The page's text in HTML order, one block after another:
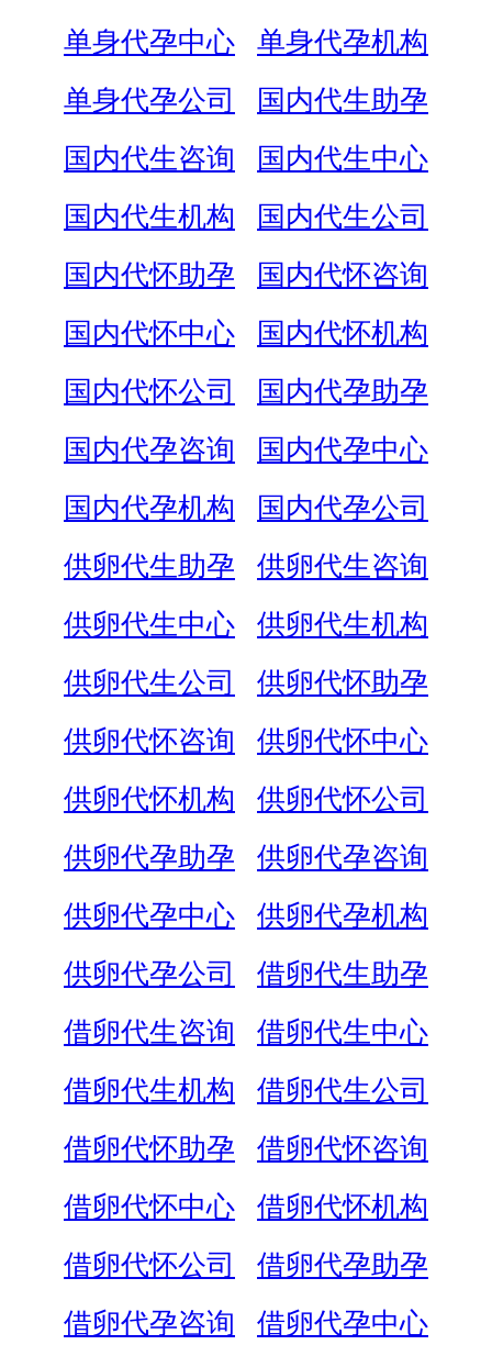
单身代孕中心
单身代孕机构
单身代孕公司
国内代生助孕
国内代生咨询
国内代生中心
国内代生机构
国内代生公司
国内代怀助孕
国内代怀咨询
国内代怀中心
国内代怀机构
国内代怀公司
国内代孕助孕
国内代孕咨询
国内代孕中心
国内代孕机构
国内代孕公司
供卵代生助孕
供卵代生咨询
供卵代生中心
供卵代生机构
供卵代生公司
供卵代怀助孕
供卵代怀咨询
供卵代怀中心
供卵代怀机构
供卵代怀公司
供卵代孕助孕
供卵代孕咨询
供卵代孕中心
供卵代孕机构
供卵代孕公司
借卵代生助孕
借卵代生咨询
借卵代生中心
借卵代生机构
借卵代生公司
借卵代怀助孕
借卵代怀咨询
借卵代怀中心
借卵代怀机构
借卵代怀公司
借卵代孕助孕
借卵代孕咨询
借卵代孕中心